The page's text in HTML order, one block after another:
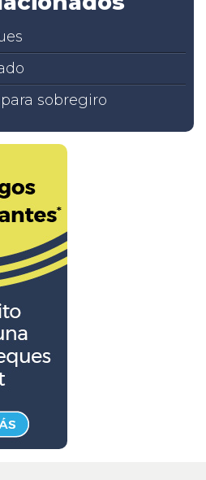
sobregiro